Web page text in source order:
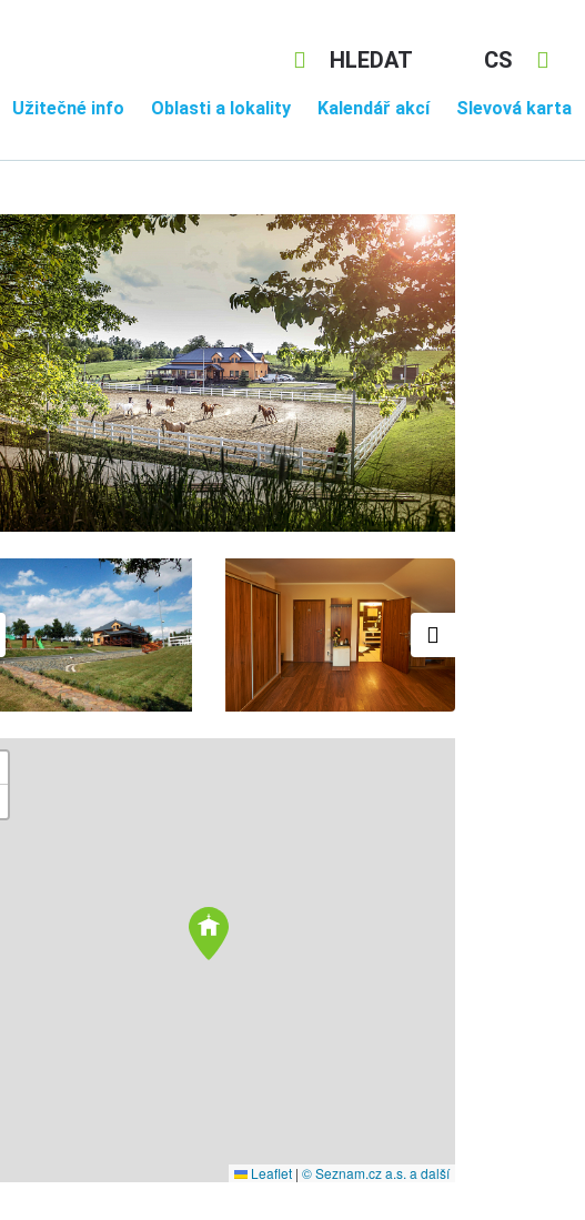
CS
HLEDAT
Užitečné info Oblasti a lokality Kalendář akcí Slevová karta
Leaflet | © Seznam.cz a.s. a další